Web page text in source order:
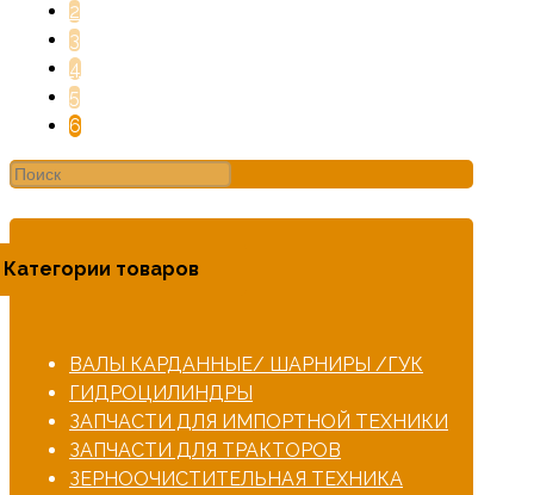
2
3
4
5
6
Категории товаров
ВАЛЫ КАРДАННЫЕ/ ШАРНИРЫ /ГУК
ГИДРОЦИЛИНДРЫ
ЗАПЧАСТИ ДЛЯ ИМПОРТНОЙ ТЕХНИКИ
ЗАПЧАСТИ ДЛЯ ТРАКТОРОВ
ЗЕРНООЧИСТИТЕЛЬНАЯ ТЕХНИКА